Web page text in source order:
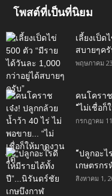
โพสต์ที่เป็นที่นิยม
เลี้ยงเป็ด
สบายๆครั
พฤษภาคม
คนโครา
“ไม่เชื่อก็
กรกฎาคม
“ปลูกอะ
เกษตรกร
สิงหาคม 1,